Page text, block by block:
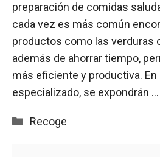
preparación de comidas
cada vez es más común
productos como las verduras
además de ahorrar tiempo,
más eficiente y productiva.
especializado, se expondrán …
Categorías
Recoge